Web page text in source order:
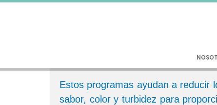
Estos programas ayudan a reducir
sabor, color y turbidez para